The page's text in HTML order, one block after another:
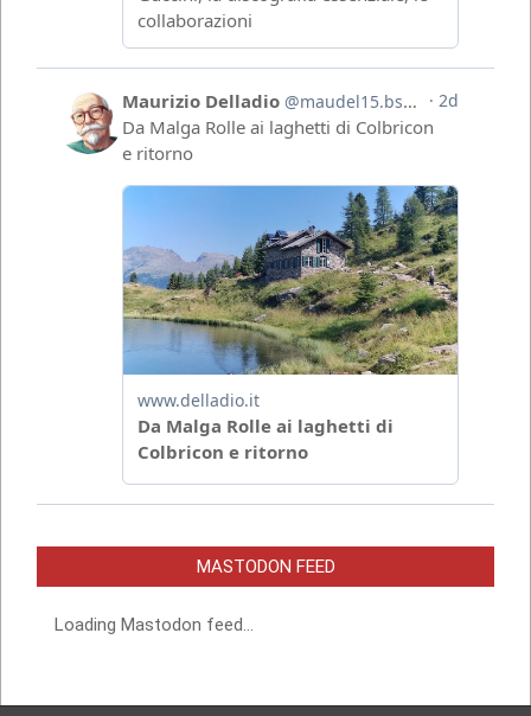
MASTODON FEED
Loading Mastodon feed...